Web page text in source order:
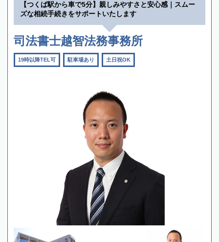
【つくば駅から車で5分】親しみやすさと安心感｜スムー
ズな相続手続きをサポートいたします
司法書士越智法務事務所
19時以降TEL可 駐車場あり 土日祝OK